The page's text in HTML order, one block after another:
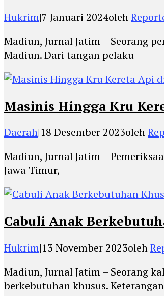
Hukrim|7 Januari 2024oleh
Madiun, Jurnal Jatim – Seorang
Madiun. Dari tangan pelaku
Masinis Hingga Kru
Daerah|18 Desember 2023oleh
Madiun, Jurnal Jatim –
Jawa Timur,
Cabuli Anak
Hukrim|13 November 2023oleh
Madiun, Jurnal Jatim – Seorang
berkebutuhan khusus. Keterangan